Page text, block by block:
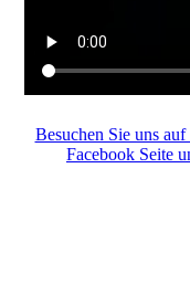
Besuchen Sie uns
Facebook Seite